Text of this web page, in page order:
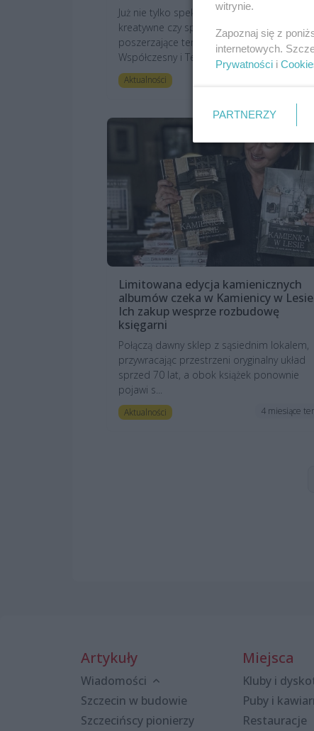
Już nie tylko spektakle, ale i warsztaty
kreatywne czy spotkania kontekstowe
poszerzające tematykę sztuki – Teatr
Współczesny i Te...
Aktualności
Limitowana edycja kamienicznych
albumów czeka w Kamienicy w
Ich zakup wesprze rozbudowę
księgarni
Połączą dawny sklep z sąsiednim lokalem,
przywracając przestrzeni oryginalny układ
sprzed 70 lat, a obok książek ponownie
pojawi s...
Aktualności 4 miesiące
Artykuły
Wiadomości
Szczecin w budowie
Szczecińscy pionierzy
Miejsca
Kluby i
Puby i
Restauracje
witrynie.
Zapoznaj się z
internetowych.
Prywatności i
PARTNERZY